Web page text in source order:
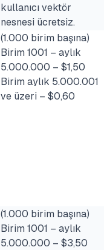
kullanıcı vektör
nesnesi ücretsiz.
(1.000 birim başına)
Birim 1001 – aylık
5.000.000 – $1,50
Birim aylık 5.000.001
ve üzeri – $0,60
(1.000 birim başına)
Birim 1001 – aylık
5.000.000 – $3,50